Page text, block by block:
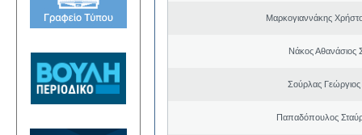
Μαρκογιαννάκης
Νάκος Αθανάσιος
Σούρλας
Παπαδόπουλος